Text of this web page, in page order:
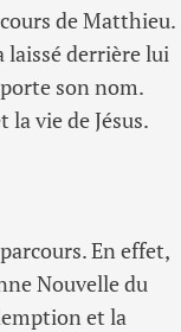
de Matthieu.
laissé derrière lui
son nom.
vie de Jésus.
En effet,
Nouvelle du
et la